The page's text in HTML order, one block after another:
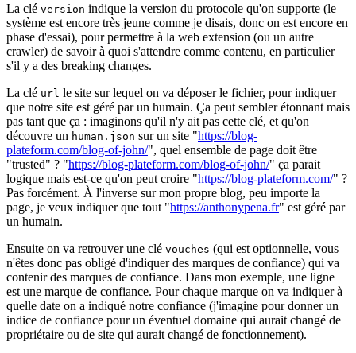
La clé version indique la version du protocole qu'on supporte (le
système est encore très jeune comme je disais, donc on est encore en
phase d'essai), pour permettre à la web extension (ou un autre
crawler) de savoir à quoi s'attendre comme contenu, en particulier
s'il y a des breaking changes.
La clé url le site sur lequel on va déposer le fichier, pour indiquer
que notre site est géré par un humain. Ça peut sembler étonnant mais
pas tant que ça : imaginons qu'il n'y ait pas cette clé, et qu'on
découvre un human.json sur un site "https://blog-
plateform.com/blog-of-john/", quel ensemble de page doit être
"trusted" ? "https://blog-plateform.com/blog-of-john/" ça parait
logique mais est-ce qu'on peut croire "https://blog-plateform.com/" ?
Pas forcément. À l'inverse sur mon propre blog, peu importe la
page, je veux indiquer que tout "https://anthonypena.fr" est géré par
un humain.
Ensuite on va retrouver une clé vouches (qui est optionnelle, vous
n'êtes donc pas obligé d'indiquer des marques de confiance) qui va
contenir des marques de confiance. Dans mon exemple, une ligne
est une marque de confiance. Pour chaque marque on va indiquer à
quelle date on a indiqué notre confiance (j'imagine pour donner un
indice de confiance pour un éventuel domaine qui aurait changé de
propriétaire ou de site qui aurait changé de fonctionnement).